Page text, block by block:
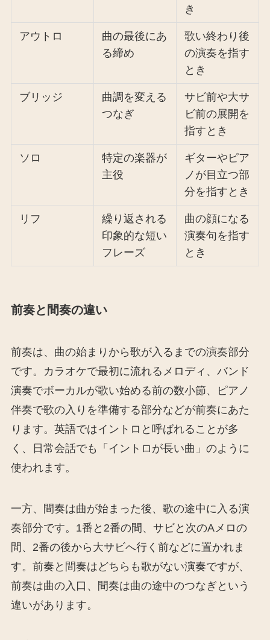
き
アウトロ
曲の最後にあ
る締め
歌い終わり後
の演奏を指す
とき
ブリッジ
曲調を変える
つなぎ
サビ前や大サ
ビ前の展開を
指すとき
ソロ
特定の楽器が
主役
ギターやピア
ノが目立つ部
分を指すとき
リフ
繰り返される
印象的な短い
フレーズ
曲の顔になる
演奏句を指す
とき
前奏と間奏の違い
前奏は、曲の始まりから歌が入るまでの演奏部分
です。カラオケで最初に流れるメロディ、バンド
演奏でボーカルが歌い始める前の数小節、ピアノ
伴奏で歌の入りを準備する部分などが前奏にあた
ります。英語ではイントロと呼ばれることが多
く、日常会話でも「イントロが長い曲」のように
使われます。
一方、間奏は曲が始まった後、歌の途中に入る演
奏部分です。1番と2番の間、サビと次のAメロの
間、2番の後から大サビへ行く前などに置かれま
す。前奏と間奏はどちらも歌がない演奏ですが、
前奏は曲の入口、間奏は曲の途中のつなぎという
違いがあります。